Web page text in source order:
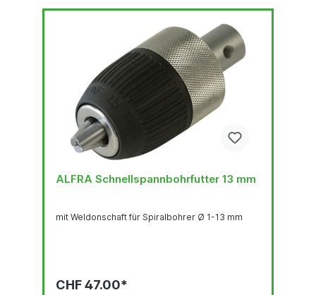
ALFRA Schnellspannbohrfutter 13 mm
mit Weldonschaft für Spiralbohrer Ø 1-13 mm
CHF 47.00*